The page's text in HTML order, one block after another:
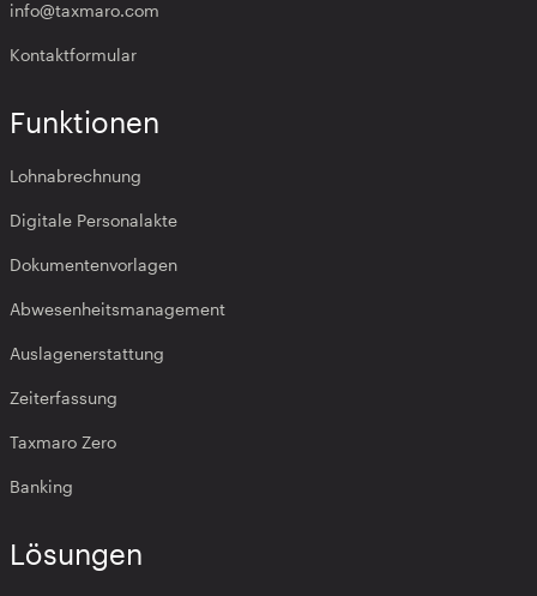
info@taxmaro.com
Kontaktformular
Funktionen
Lohnabrechnung
Digitale Personalakte
Dokumentenvorlagen
Abwesenheitsmanagement
Auslagenerstattung
Zeiterfassung
Taxmaro Zero
Banking
Lösungen